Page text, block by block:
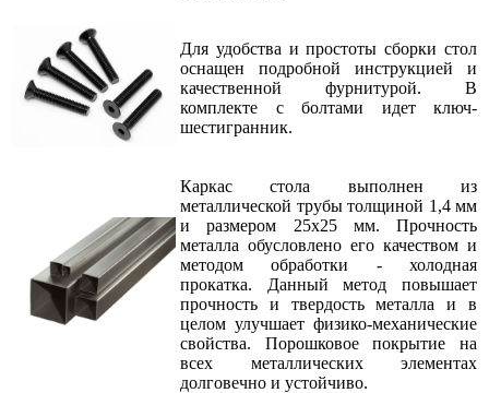
Для удобства и простоты сборки стол
оснащен подробной инструкцией и
качественной фурнитурой. В
комплекте с болтами идет ключ-
шестигранник.
Каркас стола выполнен из
металлической трубы толщиной 1,4 мм
и размером 25х25 мм. Прочность
металла обусловлено его качеством и
методом обработки - холодная
прокатка. Данный метод повышает
прочность и твердость металла и в
целом улучшает физико-механические
свойства. Порошковое покрытие на
всех металлических элементах
долговечно и устойчиво.